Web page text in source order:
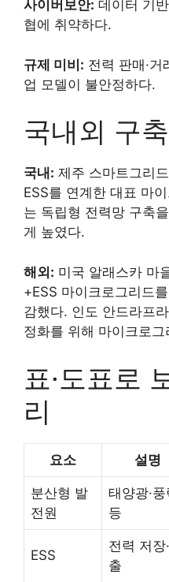
사이버보안: 데이터 기
협에 취약하다.
규제 미비: 전력 판매·
업 모델이 불안정하다.
국내외 구
국내: 제주 스마트그리
ESS를 연계한 대표 마
는 독립형 전력망 구축
게 높였다.
해외: 미국 알래스카 마
+ESS 마이크로그리드
감했다. 인도 안드라프
정화를 위해 마이크로
표·도표로
리
요소 설명
분산형 발
전원
태양광·풍
등
ESS
전력 저장
출